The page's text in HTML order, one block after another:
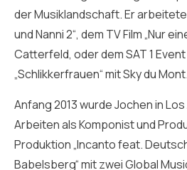
der Musiklandschaft. Er arbeitete
und Nanni 2“, dem TV Film „Nur
Catterfeld, oder dem SAT 1
„Schlikkerfrauen“ mit Sky du Mont.
Anfang 2013 wurde Jochen in
Arbeiten als Komponist und
Produktion „Incanto feat.
Babelsberg“ mit zwei Global